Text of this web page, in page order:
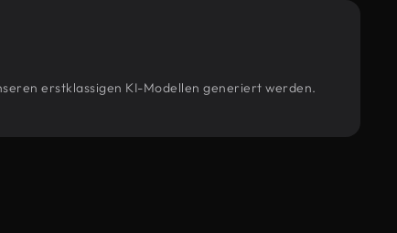
erstklassigen KI-Modellen generiert werden.